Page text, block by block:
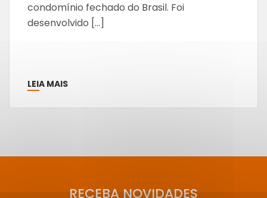
condomínio fechado do Brasil. Foi
desenvolvido […]
LEIA MAIS
RECEBA NOVIDADES